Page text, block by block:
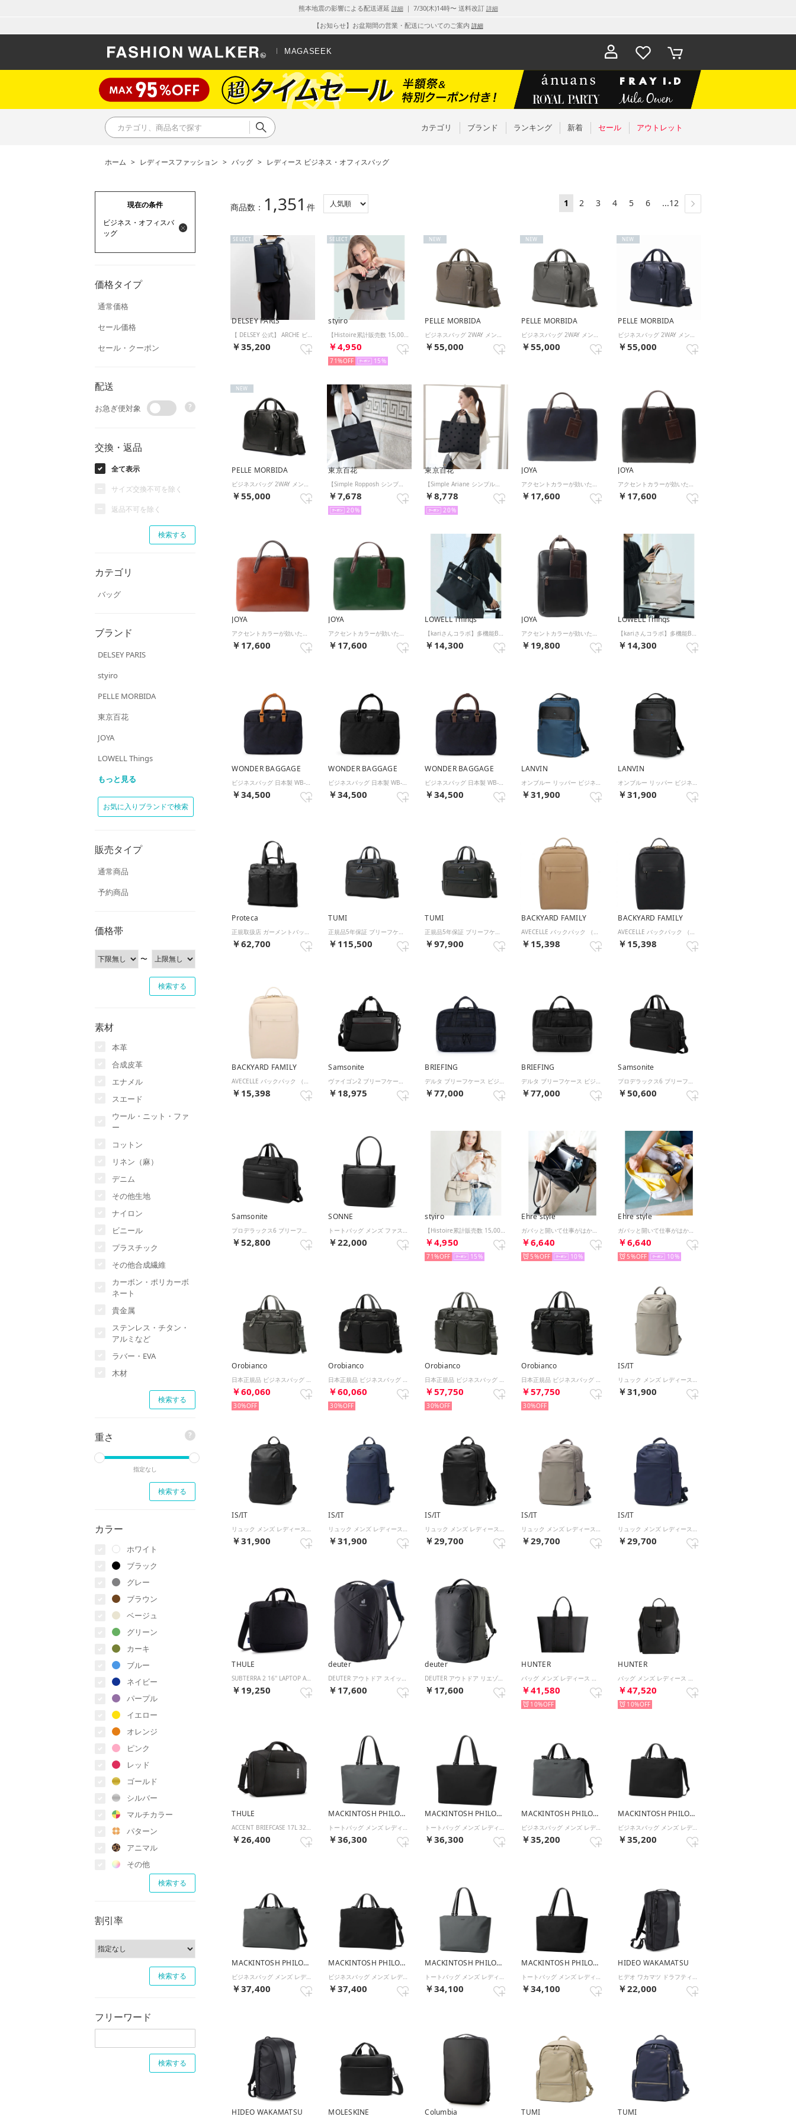
熊本地震の影響による配送遅延 詳細｜ 7/30(木)14時〜 送料改訂 詳細
【お知らせ】お盆期間の営業・配送についてのご案内 詳細
MAGASEEK
お気に入
り
カート
カテゴリ ブランド ランキング 新着 セール アウトレット
ホーム > レディースファッション > バッグ > レディース ビジネス・オフィスバッグ
現在の条件
ビジネス・オフィスバ
ッグ
価格タイプ
通常価格
セール価格
セール・クーポン
配送
お急ぎ便対象 ?
交換・返品
全て表示
サイズ交換不可を除く
返品不可を除く
カテゴリ
バッグ
ブランド
DELSEY PARIS
styiro
PELLE MORBIDA
東京百花
JOYA
LOWELL Things
もっと見る
お気に入りブランドで検索
販売タイプ
通常商品
予約商品
価格帯
〜
素材
本革
合成皮革
エナメル
スエード
ウール・ニット・ファ
ー
コットン
リネン（麻）
デニム
その他生地
ナイロン
ビニール
プラスチック
その他合成繊維
カーボン・ポリカーボ
ネート
貴金属
ステンレス・チタン・
アルミなど
ラバー・EVA
木材
重さ ?
指定なし
カラー
ホワイト
ブラック
グレー
ブラウン
ベージュ
グリーン
カーキ
ブルー
ネイビー
パープル
イエロー
オレンジ
ピンク
レッド
ゴールド
シルバー
マルチカラー
パターン
アニマル
その他
割引率
フリーワード
商品数： 1,351 件 1 2 3 4 5 6 ...12
DELSEY PARIS
￥35,200
SELECT
styiro
￥4,950
SELECT
71% 15
PELLE MORBIDA
￥55,000
NEW
PELLE MORBIDA
￥55,000
NEW
PELLE MORBIDA
￥55,000
NEW
PELLE MORBIDA
￥55,000
NEW
東京百花
￥7,678
20
東京百花
￥8,778
20
JOYA
￥17,600
JOYA
￥17,600
JOYA
￥17,600
JOYA
￥17,600
LOWELL Things
￥14,300
JOYA
￥19,800
LOWELL Things
￥14,300
WONDER BAGGAGE
￥34,500
WONDER BAGGAGE
￥34,500
WONDER BAGGAGE
￥34,500
LANVIN
￥31,900
LANVIN
￥31,900
Proteca
￥62,700
TUMI
￥115,500
TUMI
￥97,900
BACKYARD FAMILY
￥15,398
BACKYARD FAMILY
￥15,398
BACKYARD FAMILY
￥15,398
Samsonite
￥18,975
BRIEFING
￥77,000
BRIEFING
￥77,000
Samsonite
￥50,600
Samsonite
￥52,800
SONNE
￥22,000
styiro
￥4,950
71% 15
Ehre style
￥6,640
5% 10
Ehre style
￥6,640
5% 10
Orobianco
￥60,060
30%
Orobianco
￥60,060
30%
Orobianco
￥57,750
30%
Orobianco
￥57,750
30%
IS/IT
￥31,900
IS/IT
￥31,900
IS/IT
￥31,900
IS/IT
￥29,700
IS/IT
￥29,700
IS/IT
￥29,700
THULE
￥19,250
deuter
￥17,600
deuter
￥17,600
HUNTER
￥41,580
10%
HUNTER
￥47,520
10%
THULE
￥26,400
MACKINTOSH PHILOSOPHY
￥36,300
MACKINTOSH PHILOSOPHY
￥36,300
MACKINTOSH PHILOSOPHY
￥35,200
MACKINTOSH PHILOSOPHY
￥35,200
MACKINTOSH PHILOSOPHY
￥37,400
MACKINTOSH PHILOSOPHY
￥37,400
MACKINTOSH PHILOSOPHY
￥34,100
MACKINTOSH PHILOSOPHY
￥34,100
HIDEO WAKAMATSU
￥22,000
HIDEO WAKAMATSU MOLESKINE Columbia TUMI TUMI